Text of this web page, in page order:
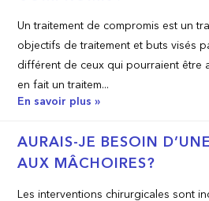
Un traitement de compromis est un
objectifs de traitement et buts visés
différent de ceux qui pourraient être
en fait un traitem...
En savoir plus »
AURAIS-JE BESOIN
AUX MÂCHOIRES?
Les interventions chirurgicales sont